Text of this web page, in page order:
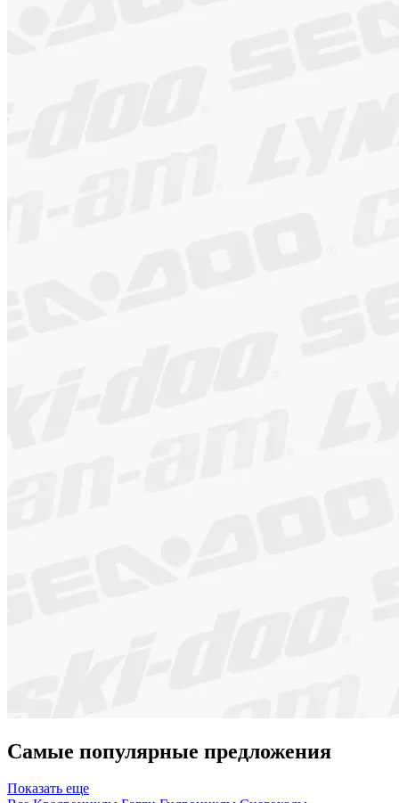
Самые популярные предложения
Показать еще